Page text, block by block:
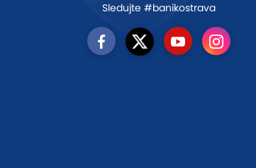
Sledujte #banikostrava